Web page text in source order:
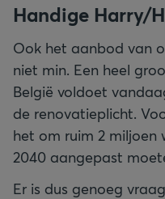
Handige Harry/
Ook het aanbod van
niet min. Een heel
België voldoet
de renovatieplicht.
het om ruim 2 miljoen
2040 aangepast
Er is dus genoeg